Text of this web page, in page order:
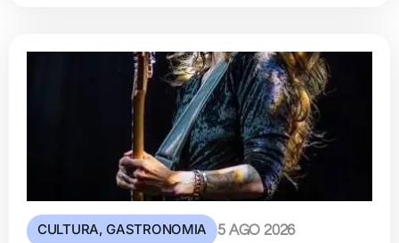
CULTURA,GASTRONOMIA 5 AGO 2026